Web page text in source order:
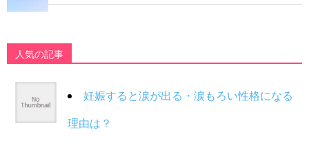
人気の記事
妊娠すると涙が出る・涙もろい性格になる
理由は？